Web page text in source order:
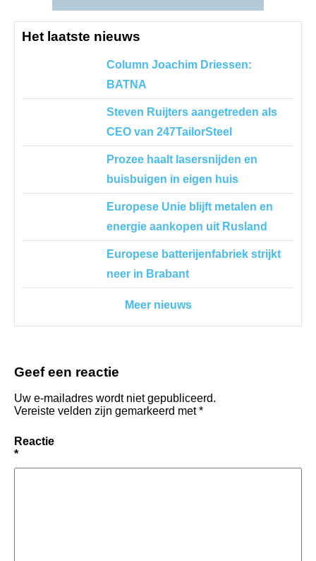
Het laatste nieuws
Column Joachim Driessen:
BATNA
Steven Ruijters aangetreden als
CEO van 247TailorSteel
Prozee haalt lasersnijden en
buisbuigen in eigen huis
Europese Unie blijft metalen en
energie aankopen uit Rusland
Europese batterijenfabriek strijkt
neer in Brabant
Meer nieuws
Geef een reactie
Uw e-mailadres wordt niet gepubliceerd.
Vereiste velden zijn gemarkeerd met*
Reactie
*